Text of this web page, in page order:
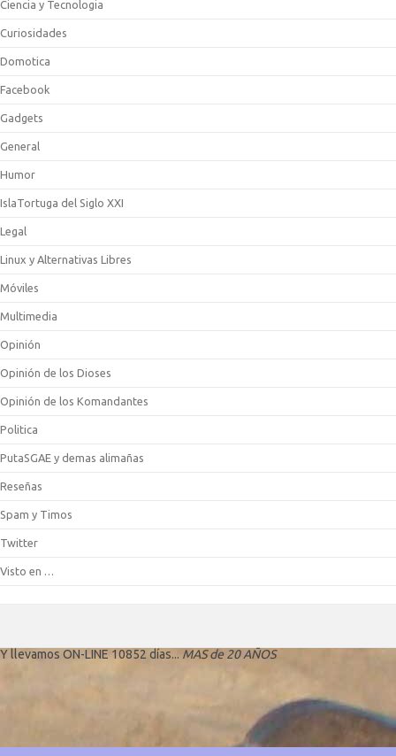
Ciencia y Tecnologia
Curiosidades
Domotica
Facebook
Gadgets
General
Humor
IslaTortuga del Siglo XXI
Legal
Linux y Alternativas Libres
Móviles
Multimedia
Opinión
Opinión de los Dioses
Opinión de los Komandantes
Politica
PutaSGAE y demas alimañas
Reseñas
Spam y Timos
Twitter
Visto en …
Y llevamos ON-LINE 10852 días... MAS de 20 AÑOS